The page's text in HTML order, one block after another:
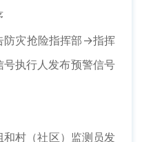
灾抢险指挥部→指挥
执行人发布预警信号
村（社区）监测员发